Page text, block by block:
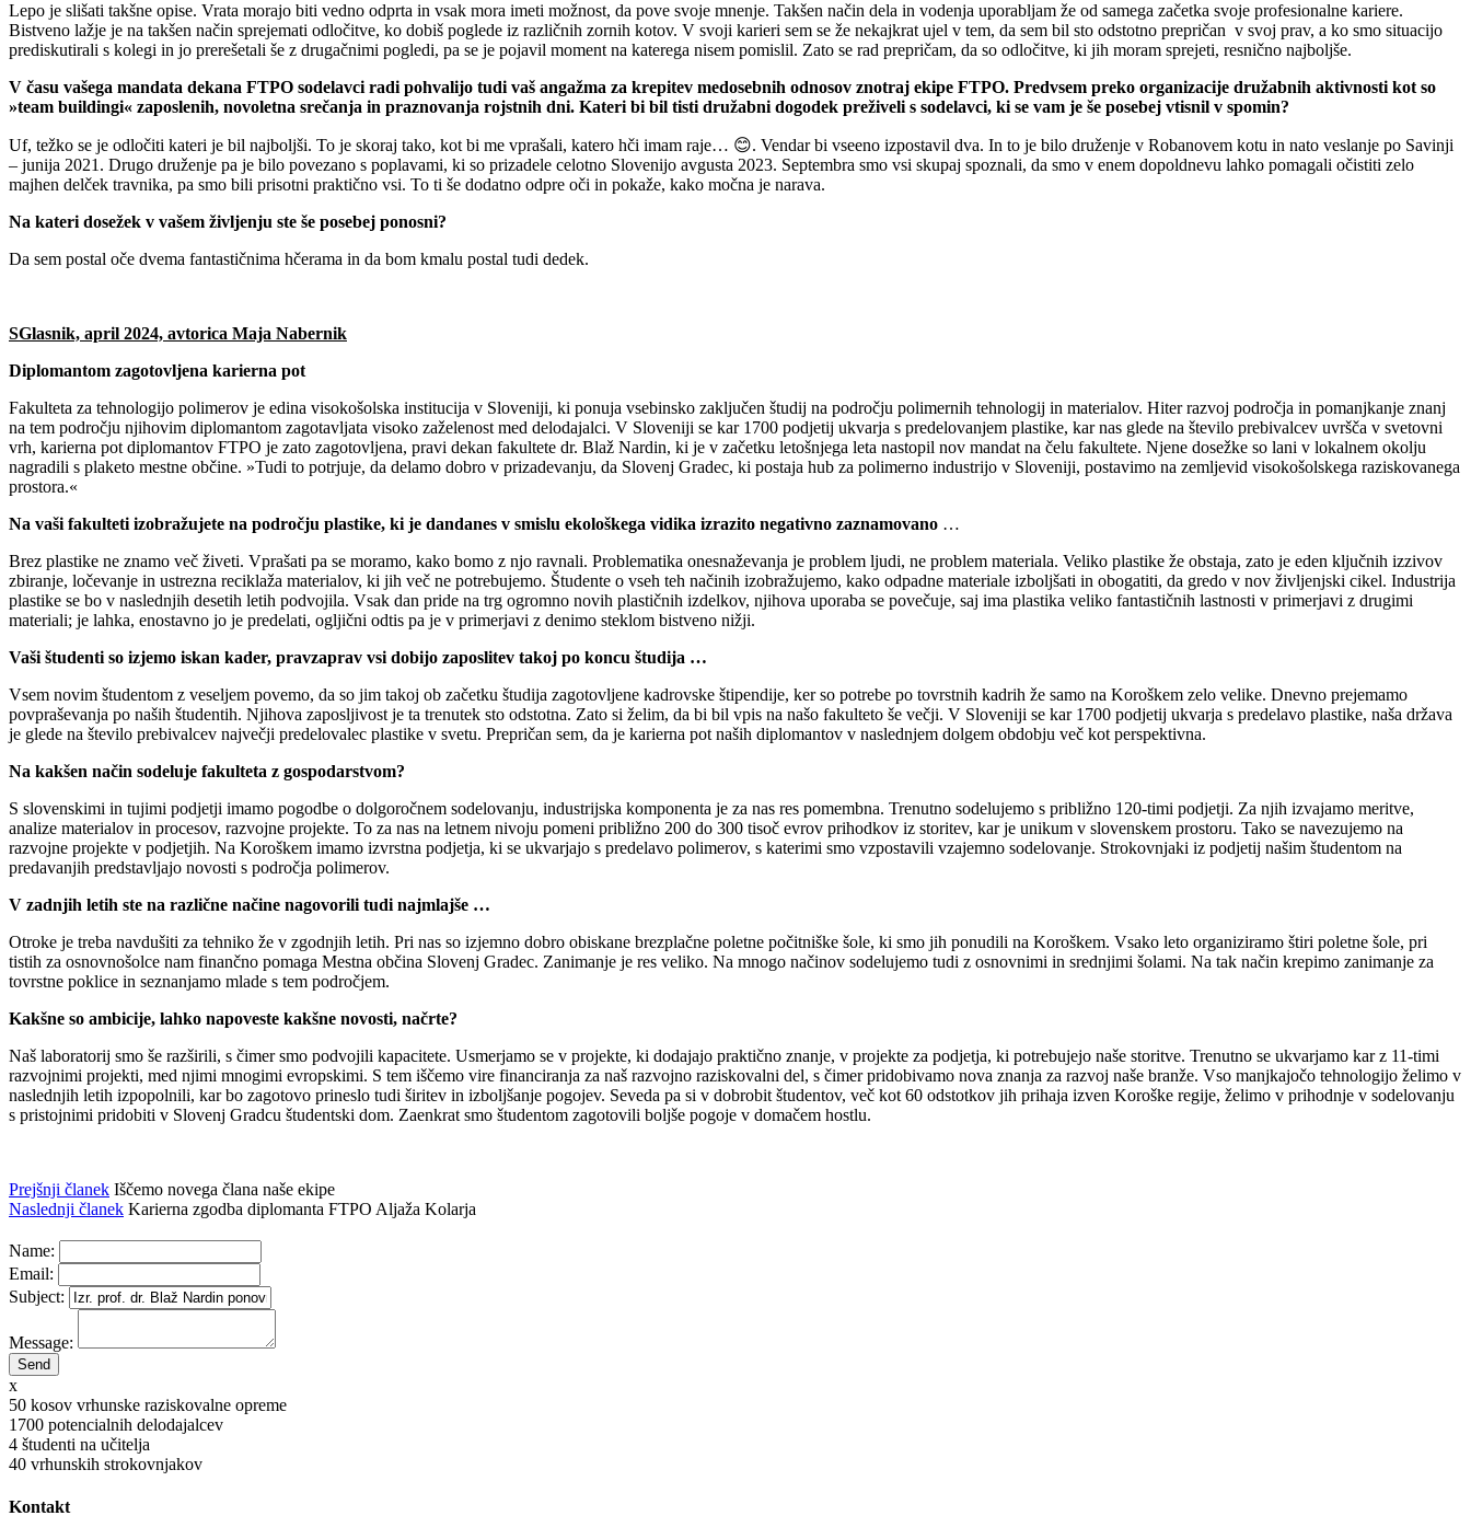
Lepo je slišati takšne opise. Vrata morajo biti vedno odprta in vsak mora imeti možnost, da pove svoje mnenje. Takšen način dela in vodenja uporabljam že od samega začetka svoje profesionalne kariere.
Bistveno lažje je na takšen način sprejemati odločitve, ko dobiš poglede iz različnih zornih kotov. V svoji karieri sem se že nekajkrat ujel v tem, da sem bil sto odstotno prepričan v svoj prav, a ko smo situacijo
prediskutirali s kolegi in jo prerešetali še z drugačnimi pogledi, pa se je pojavil moment na katerega nisem pomislil. Zato se rad prepričam, da so odločitve, ki jih moram sprejeti, resnično najboljše.
V času vašega mandata dekana FTPO sodelavci radi pohvalijo tudi vaš angažma za krepitev medosebnih odnosov znotraj ekipe FTPO. Predvsem preko organizacije družabnih aktivnosti kot so
»team buildingi« zaposlenih, novoletna srečanja in praznovanja rojstnih dni. Kateri bi bil tisti družabni dogodek preživeli s sodelavci, ki se vam je še posebej vtisnil v spomin?
Uf, težko se je odločiti kateri je bil najboljši. To je skoraj tako, kot bi me vprašali, katero hči imam raje… 😊. Vendar bi vseeno izpostavil dva. In to je bilo druženje v Robanovem kotu in nato veslanje po Savinji
– junija 2021. Drugo druženje pa je bilo povezano s poplavami, ki so prizadele celotno Slovenijo avgusta 2023. Septembra smo vsi skupaj spoznali, da smo v enem dopoldnevu lahko pomagali očistiti zelo
majhen delček travnika, pa smo bili prisotni praktično vsi. To ti še dodatno odpre oči in pokaže, kako močna je narava.
Na kateri dosežek v vašem življenju ste še posebej ponosni?
Da sem postal oče dvema fantastičnima hčerama in da bom kmalu postal tudi dedek.
SGlasnik, april 2024, avtorica Maja Nabernik
Diplomantom zagotovljena karierna pot
Fakulteta za tehnologijo polimerov je edina visokošolska institucija v Sloveniji, ki ponuja vsebinsko zaključen študij na področju polimernih tehnologij in materialov. Hiter razvoj področja in pomanjkanje znanj
na tem področju njihovim diplomantom zagotavljata visoko zaželenost med delodajalci. V Sloveniji se kar 1700 podjetij ukvarja s predelovanjem plastike, kar nas glede na število prebivalcev uvršča v svetovni
vrh, karierna pot diplomantov FTPO je zato zagotovljena, pravi dekan fakultete dr. Blaž Nardin, ki je v začetku letošnjega leta nastopil nov mandat na čelu fakultete. Njene dosežke so lani v lokalnem okolju
nagradili s plaketo mestne občine. »Tudi to potrjuje, da delamo dobro v prizadevanju, da Slovenj Gradec, ki postaja hub za polimerno industrijo v Sloveniji, postavimo na zemljevid visokošolskega raziskovanega
prostora.«
Na vaši fakulteti izobražujete na področju plastike, ki je dandanes v smislu ekološkega vidika izrazito negativno zaznamovano …
Brez plastike ne znamo več živeti. Vprašati pa se moramo, kako bomo z njo ravnali. Problematika onesnaževanja je problem ljudi, ne problem materiala. Veliko plastike že obstaja, zato je eden ključnih izzivov
zbiranje, ločevanje in ustrezna reciklaža materialov, ki jih več ne potrebujemo. Študente o vseh teh načinih izobražujemo, kako odpadne materiale izboljšati in obogatiti, da gredo v nov življenjski cikel. Industrija
plastike se bo v naslednjih desetih letih podvojila. Vsak dan pride na trg ogromno novih plastičnih izdelkov, njihova uporaba se povečuje, saj ima plastika veliko fantastičnih lastnosti v primerjavi z drugimi
materiali; je lahka, enostavno jo je predelati, ogljični odtis pa je v primerjavi z denimo steklom bistveno nižji.
Vaši študenti so izjemo iskan kader, pravzaprav vsi dobijo zaposlitev takoj po koncu študija …
Vsem novim študentom z veseljem povemo, da so jim takoj ob začetku študija zagotovljene kadrovske štipendije, ker so potrebe po tovrstnih kadrih že samo na Koroškem zelo velike. Dnevno prejemamo
povpraševanja po naših študentih. Njihova zaposljivost je ta trenutek sto odstotna. Zato si želim, da bi bil vpis na našo fakulteto še večji. V Sloveniji se kar 1700 podjetij ukvarja s predelavo plastike, naša država
je glede na število prebivalcev največji predelovalec plastike v svetu. Prepričan sem, da je karierna pot naših diplomantov v naslednjem dolgem obdobju več kot perspektivna.
Na kakšen način sodeluje fakulteta z gospodarstvom?
S slovenskimi in tujimi podjetji imamo pogodbe o dolgoročnem sodelovanju, industrijska komponenta je za nas res pomembna. Trenutno sodelujemo s približno 120-timi podjetji. Za njih izvajamo meritve,
analize materialov in procesov, razvojne projekte. To za nas na letnem nivoju pomeni približno 200 do 300 tisoč evrov prihodkov iz storitev, kar je unikum v slovenskem prostoru. Tako se navezujemo na
razvojne projekte v podjetjih. Na Koroškem imamo izvrstna podjetja, ki se ukvarjajo s predelavo polimerov, s katerimi smo vzpostavili vzajemno sodelovanje. Strokovnjaki iz podjetij našim študentom na
predavanjih predstavljajo novosti s področja polimerov.
V zadnjih letih ste na različne načine nagovorili tudi najmlajše …
Otroke je treba navdušiti za tehniko že v zgodnjih letih. Pri nas so izjemno dobro obiskane brezplačne poletne počitniške šole, ki smo jih ponudili na Koroškem. Vsako leto organiziramo štiri poletne šole, pri
tistih za osnovnošolce nam finančno pomaga Mestna občina Slovenj Gradec. Zanimanje je res veliko. Na mnogo načinov sodelujemo tudi z osnovnimi in srednjimi šolami. Na tak način krepimo zanimanje za
tovrstne poklice in seznanjamo mlade s tem področjem.
Kakšne so ambicije, lahko napoveste kakšne novosti, načrte?
Naš laboratorij smo še razširili, s čimer smo podvojili kapacitete. Usmerjamo se v projekte, ki dodajajo praktično znanje, v projekte za podjetja, ki potrebujejo naše storitve. Trenutno se ukvarjamo kar z 11-timi
razvojnimi projekti, med njimi mnogimi evropskimi. S tem iščemo vire financiranja za naš razvojno raziskovalni del, s čimer pridobivamo nova znanja za razvoj naše branže. Vso manjkajočo tehnologijo želimo v
naslednjih letih izpopolnili, kar bo zagotovo prineslo tudi širitev in izboljšanje pogojev. Seveda pa si v dobrobit študentov, več kot 60 odstotkov jih prihaja izven Koroške regije, želimo v prihodnje v sodelovanju
s pristojnimi pridobiti v Slovenj Gradcu študentski dom. Zaenkrat smo študentom zagotovili boljše pogoje v domačem hostlu.
Prejšnji članek Iščemo novega člana naše ekipe
Naslednji članek Karierna zgodba diplomanta FTPO Aljaža Kolarja
Name:
Email:
Subject:
Message:
x
50 kosov vrhunske raziskovalne opreme
1700 potencialnih delodajalcev
4 študenti na učitelja
40 vrhunskih strokovnjakov
Kontakt